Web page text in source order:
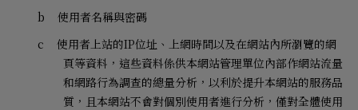
b
使用者名稱與密碼
c
使用者上站的IP位址、上網時間以及在網站內所瀏覽的網
頁等資料，這些資料係供本網站管理單位內部作網站流量
和網路行為調查的總量分析，以利於提升本網站的服務品
質，且本網站不會對個別使用者進行分析，僅對全體使用